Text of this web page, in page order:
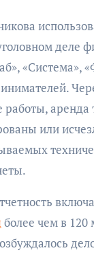
деле
«Система»,
аренда
или
более чем в 120